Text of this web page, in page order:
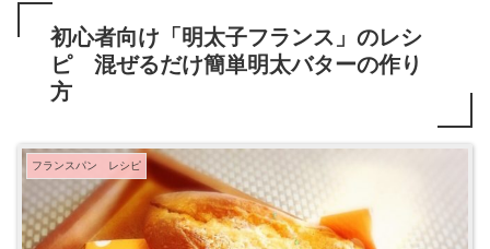
初心者向け「明太子フランス」のレシ
ピ 混ぜるだけ簡単明太バターの作り
方
フランスパン レシピ